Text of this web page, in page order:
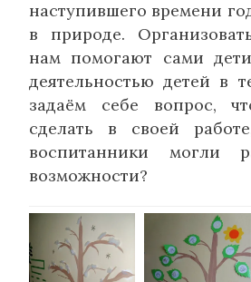
наступившего времени
в природе.
нам помогают сами
деятельностью детей в
задаём себе вопрос,
сделать в своей
воспитанники могли
возможности?